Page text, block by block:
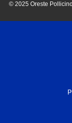
© 2025 Oreste